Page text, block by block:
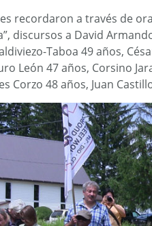
recordaron a través de
discursos a David
Taboa 49 años,
León 47 años, Corsino
Corzo 48 años, Juan